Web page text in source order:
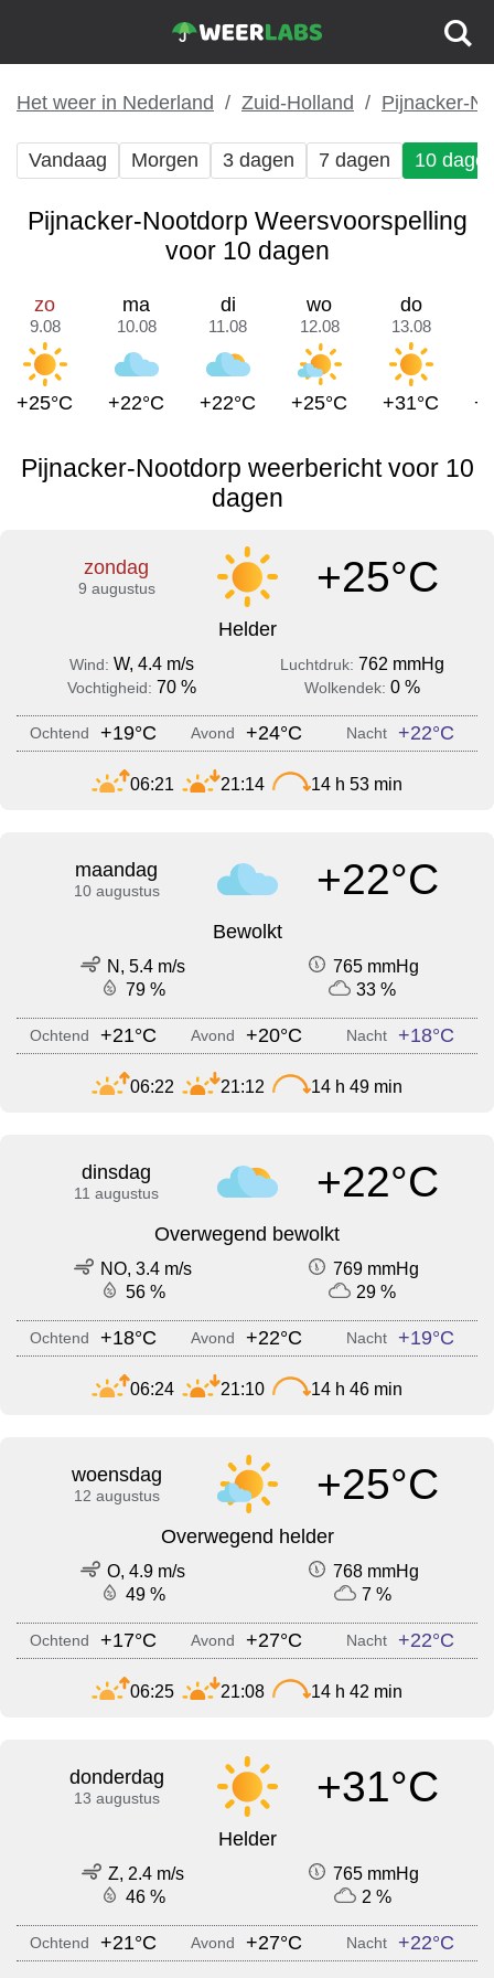
Het weer in Nederland Zuid-Holland Pijnacker-
Vandaag Morgen 3 dagen 7 dagen 10
Pijnacker-Nootdorp Weersvoorspelling
voor 10 dagen
zo
9.08
+25°C
ma
10.08
+22°C
di
11.08
+22°C
wo
12.08
+25°C
do
13.08
+31°C
Pijnacker-Nootdorp weerbericht voor 10
dagen
zondag
9 augustus +25°C
Helder
Wind: W, 4.4 m/s Luchtdruk: 762 mmHg
Vochtigheid: 70 % Wolkendek: 0 %
Ochtend +19°C Avond +24°C Nacht +22°C
06:21 21:14 14 h 53 min
maandag
10 augustus +22°C
Bewolkt
N, 5.4 m/s
765 mmHg
79 %
33 %
Ochtend +21°C Avond +20°C Nacht +18°C
06:22 21:12 14 h 49 min
dinsdag
11 augustus +22°C
Overwegend bewolkt
NO, 3.4 m/s
769 mmHg
56 %
29 %
Ochtend +18°C Avond +22°C Nacht +19°C
06:24 21:10 14 h 46 min
woensdag
12 augustus +25°C
Overwegend helder
O, 4.9 m/s
768 mmHg
49 %
7 %
Ochtend +17°C Avond +27°C Nacht +22°C
06:25 21:08 14 h 42 min
donderdag
13 augustus +31°C
Helder
Z, 2.4 m/s
765 mmHg
46 %
2 %
Ochtend +21°C Avond +27°C Nacht +22°C